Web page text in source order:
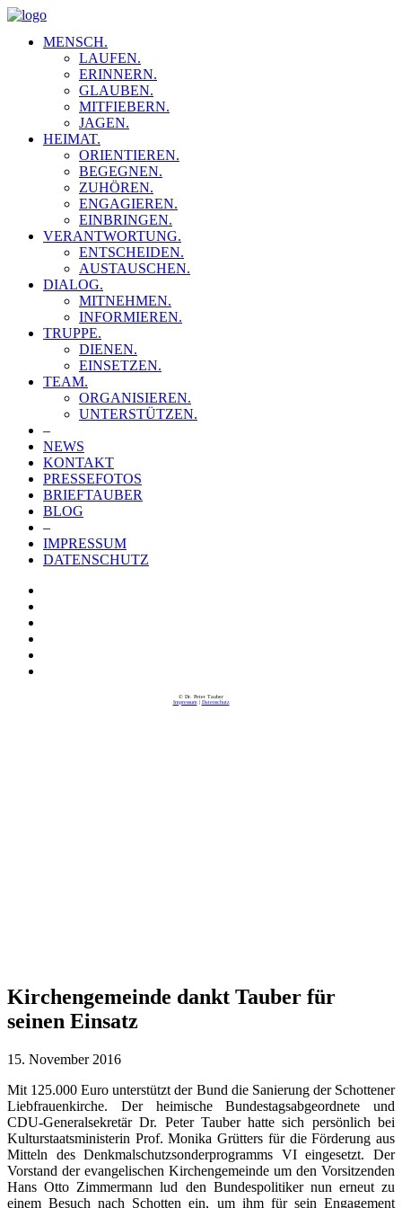
MENSCH.
LAUFEN.
ERINNERN.
GLAUBEN.
MITFIEBERN.
JAGEN.
HEIMAT.
ORIENTIEREN.
BEGEGNEN.
ZUHÖREN.
ENGAGIEREN.
EINBRINGEN.
VERANTWORTUNG.
ENTSCHEIDEN.
AUSTAUSCHEN.
DIALOG.
MITNEHMEN.
INFORMIEREN.
TRUPPE.
DIENEN.
EINSETZEN.
TEAM.
ORGANISIEREN.
UNTERSTÜTZEN.
–
NEWS
KONTAKT
PRESSEFOTOS
BRIEFTAUBER
BLOG
–
IMPRESSUM
DATENSCHUTZ
© Dr. Peter Tauber
Impressum| Datenschutz
Kirchengemeinde dankt Tauber für
seinen Einsatz
15. November 2016
Mit 125.000 Euro unterstützt der Bund die Sanierung der Schottener
Liebfrauenkirche. Der heimische Bundestagsabgeordnete und
CDU-Generalsekretär Dr. Peter Tauber hatte sich persönlich bei
Kulturstaatsministerin Prof. Monika Grütters für die Förderung aus
Mitteln des Denkmalschutzsonderprogramms VI eingesetzt. Der
Vorstand der evangelischen Kirchengemeinde um den Vorsitzenden
Hans Otto Zimmermann lud den Bundespolitiker nun erneut zu
einem Besuch nach Schotten ein, um ihm für sein Engagement